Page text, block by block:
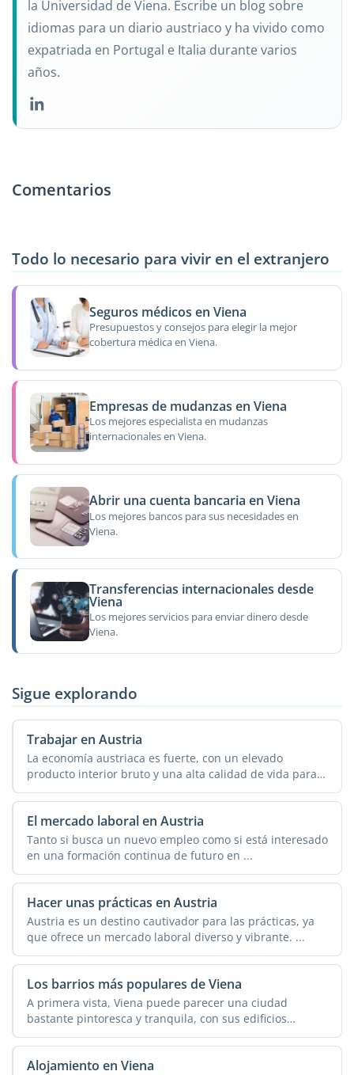
la Universidad de Viena. Escribe un blog sobre
idiomas para un diario austriaco y ha vivido como
expatriada en Portugal e Italia durante varios
años.
Comentarios
Todo lo necesario para vivir en el extranjero
Seguros médicos en Viena
Presupuestos y consejos para elegir la mejor
cobertura médica en Viena.
Empresas de mudanzas en Viena
Los mejores especialista en mudanzas
internacionales en Viena.
Abrir una cuenta bancaria en Viena
Los mejores bancos para sus necesidades en
Viena.
Transferencias internacionales desde
Viena
Los mejores servicios para enviar dinero desde
Viena.
Sigue explorando
Trabajar en Austria
La economía austriaca es fuerte, con un elevado
producto interior bruto y una alta calidad de vida para
sus ...
El mercado laboral en Austria
Tanto si busca un nuevo empleo como si está interesado
en una formación continua de futuro en ...
Hacer unas prácticas en Austria
Austria es un destino cautivador para las prácticas, ya
que ofrece un mercado laboral diverso y vibrante. ...
Los barrios más populares de Viena
A primera vista, Viena puede parecer una ciudad
bastante pintoresca y tranquila, con sus edificios
historicos ...
Alojamiento en Viena